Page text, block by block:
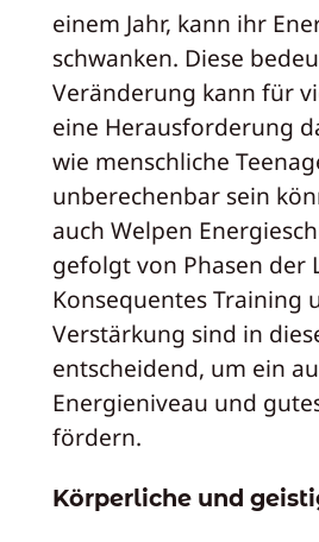
einem Jahr, kann ihr
schwanken. Diese
Veränderung kann für
eine Herausforderung
wie menschliche
unberechenbar sein
auch Welpen
gefolgt von Phasen der
Konsequentes Training
Verstärkung sind in
entscheidend, um ein
Energieniveau und
fördern.
Körperliche und